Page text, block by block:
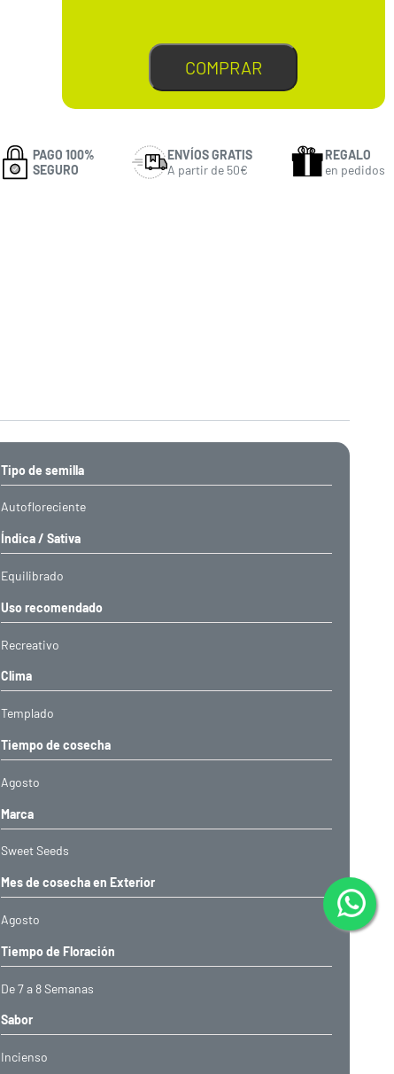
COMPRAR
PAGO 100%
SEGURO
ENVÍOS GRATIS
A partir de 50€
REGALO
en pedidos
Tipo de semilla
Autofloreciente
Índica / Sativa
Equilibrado
Uso recomendado
Recreativo
Clima
Templado
Tiempo de cosecha
Agosto
Marca
Sweet Seeds
Mes de cosecha en Exterior
Agosto
Tiempo de Floración
De 7 a 8 Semanas
Sabor
Incienso